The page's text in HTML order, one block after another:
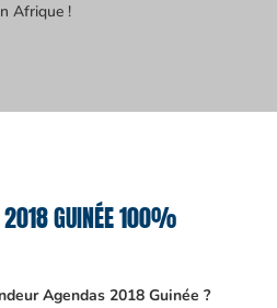
Afrique !
2018 GUINÉE 100%
Agendas 2018 Guinée ?